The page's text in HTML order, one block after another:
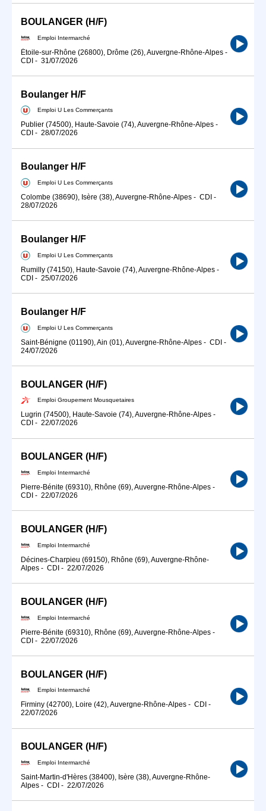
BOULANGER (H/F)
Emploi Intermarché
Étoile-sur-Rhône (26800), Drôme (26), Auvergne-Rhône-Alpes -
CDI - 31/07/2026
Boulanger H/F
Emploi U Les Commerçants
Publier (74500), Haute-Savoie (74), Auvergne-Rhône-Alpes -
CDI - 28/07/2026
Boulanger H/F
Emploi U Les Commerçants
Colombe (38690), Isère (38), Auvergne-Rhône-Alpes - CDI -
28/07/2026
Boulanger H/F
Emploi U Les Commerçants
Rumilly (74150), Haute-Savoie (74), Auvergne-Rhône-Alpes -
CDI - 25/07/2026
Boulanger H/F
Emploi U Les Commerçants
Saint-Bénigne (01190), Ain (01), Auvergne-Rhône-Alpes - CDI -
24/07/2026
BOULANGER (H/F)
Emploi Groupement Mousquetaires
Lugrin (74500), Haute-Savoie (74), Auvergne-Rhône-Alpes -
CDI - 22/07/2026
BOULANGER (H/F)
Emploi Intermarché
Pierre-Bénite (69310), Rhône (69), Auvergne-Rhône-Alpes -
CDI - 22/07/2026
BOULANGER (H/F)
Emploi Intermarché
Décines-Charpieu (69150), Rhône (69), Auvergne-Rhône-
Alpes - CDI - 22/07/2026
BOULANGER (H/F)
Emploi Intermarché
Pierre-Bénite (69310), Rhône (69), Auvergne-Rhône-Alpes -
CDI - 22/07/2026
BOULANGER (H/F)
Emploi Intermarché
Firminy (42700), Loire (42), Auvergne-Rhône-Alpes - CDI -
22/07/2026
BOULANGER (H/F)
Emploi Intermarché
Saint-Martin-d'Hères (38400), Isère (38), Auvergne-Rhône-
Alpes - CDI - 22/07/2026